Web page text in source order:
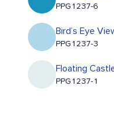
PPG1237-6
Bird’s Eye
PPG1237-3
Floating
PPG1237-1